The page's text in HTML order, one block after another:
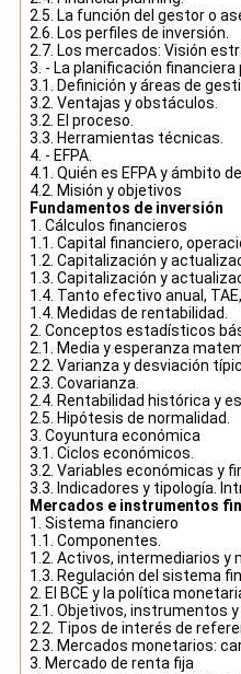
2.5. La función del gestor o
2.6. Los perfiles de inversión.
2.7. Los mercados: Visión
3. - La planificación
3.1. Definición y áreas de
3.2. Ventajas y obstáculos.
3.2. El proceso.
3.3. Herramientas técnicas.
4. - EFPA.
4.1. Quién es EFPA y ámbito
4.2. Misión y objetivos
Fundamentos de inversión
1. Cálculos financieros
1.1. Capital financiero,
1.2. Capitalización y
1.3. Capitalización y
1.4. Tanto efectivo anual,
1.4. Medidas de rentabilidad.
2. Conceptos estadísticos
2.1. Media y esperanza
2.2. Varianza y desviación
2.3. Covarianza.
2.4. Rentabilidad histórica y
2.5. Hipótesis de normalidad.
3. Coyuntura económica
3.1. Ciclos económicos.
3.2. Variables económicas y
3.3. Indicadores y tipología.
Mercados e instrumentos
1. Sistema financiero
1.1. Componentes.
1.2. Activos, intermediarios
1.3. Regulación del sistema
2. El BCE y la política
2.1. Objetivos, instrumentos
2.2. Tipos de interés de
2.3. Mercados monetarios:
3. Mercado de renta fija